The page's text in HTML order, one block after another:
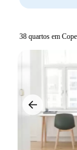
38 quartos em